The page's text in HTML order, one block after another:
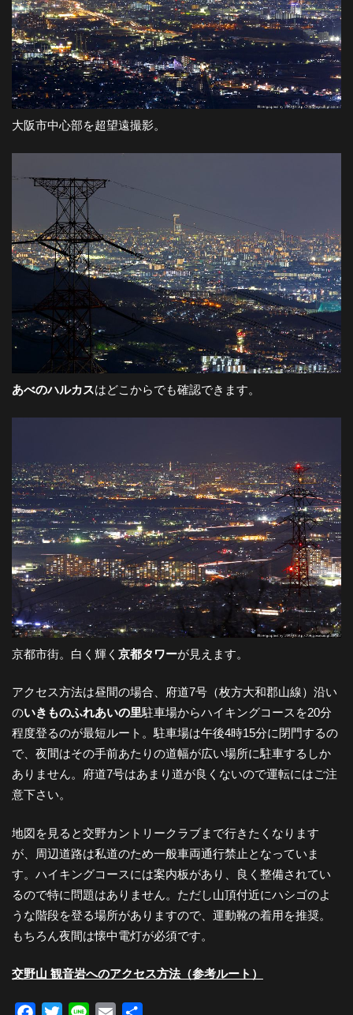
大阪市中心部を超望遠撮影。
あべのハルカスはどこからでも確認できます。
京都市街。白く輝く 京都タワーが見えます。
アクセス方法は昼間の場合、府道7号（枚方大和郡山線）沿い
のいきものふれあいの里駐車場からハイキングコースを20分
程度登るのが最短ルート。駐車場は午後4時15分に閉門するの
で、夜間はその手前あたりの道幅が広い場所に駐車するしか
ありません。府道7号はあまり道が良くないので運転にはご注
意下さい。
地図を見ると交野カントリークラブまで行きたくなります
が、周辺道路は私道のため一般車両通行禁止となっていま
す。ハイキングコースには案内板があり、良く整備されてい
るので特に問題はありません。ただし山頂付近にハシゴのよ
うな階段を登る場所がありますので、運動靴の着用を推奨。
もちろん夜間は懐中電灯が必須です。
交野山 観音岩へのアクセス方法（参考ルート）
Facebook
TwitterLine Email